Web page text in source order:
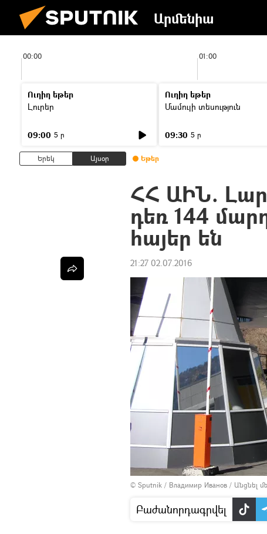
Արմենիա
00:00 01:00
Ուղիղ եթեր
Լուրեր
09:00 5 ր
Ուղիղ եթեր
Մամուլի տեսություն
09:30 5 ր
Երեկ Այսօր Եթեր
ՀՀ ԱԻՆ.
դեռ 144
հայեր են
21:27 02.07.2016
© Sputnik / Владимир Иванов / Անցնել
Բաժանորդագրվել